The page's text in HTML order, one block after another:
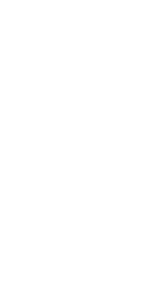
Wee-kend
speciale coronavirus du